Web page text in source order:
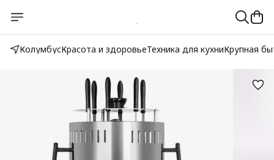
КолумбусКрасота и здоровьеТехника для кухниКрупная